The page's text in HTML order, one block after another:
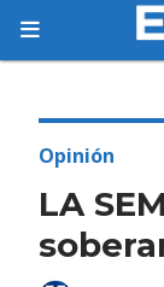
LA
Opinión
Suscríbete a
información